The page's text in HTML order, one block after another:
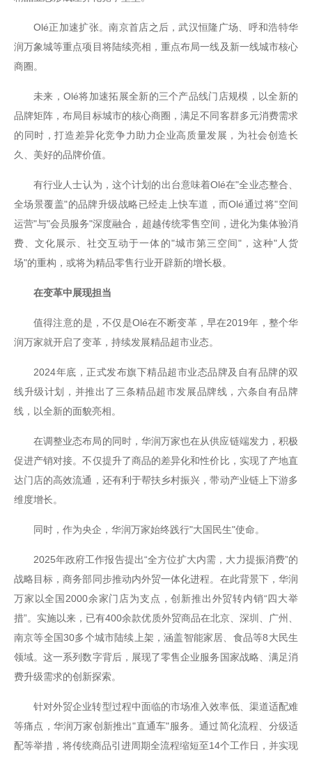
Olé正加速扩张。南京首店之后，武汉恒隆广场、呼和浩特华
润万象城等重点项目将陆续亮相，重点布局一线及新一线城市核心
商圈。
未来，Olé将加速拓展全新的三个产品线门店规模，以全新的
品牌矩阵，布局目标城市的核心商圈，满足不同客群多元消费需求
的同时，打造差异化竞争力助力企业高质量发展，为社会创造长
久、美好的品牌价值。
有行业人士认为，这个计划的出台意味着Olé在"全业态整合、
全场景覆盖"的品牌升级战略已经走上快车道，而Olé通过将"空间
运营"与"会员服务"深度融合，超越传统零售空间，进化为集体验消
费、文化展示、社交互动于一体的"城市第三空间"，这种"人货
场"的重构，或将为精品零售行业开辟新的增长极。
在变革中展现担当
值得注意的是，不仅是Olé在不断变革，早在2019年，整个华
润万家就开启了变革，持续发展精品超市业态。
2024年底，正式发布旗下精品超市业态品牌及自有品牌的双
线升级计划，并推出了三条精品超市发展品牌线，六条自有品牌
线，以全新的面貌亮相。
在调整业态布局的同时，华润万家也在从供应链端发力，积极
促进产销对接。不仅提升了商品的差异化和性价比，实现了产地直
达门店的高效流通，还有利于帮扶乡村振兴，带动产业链上下游多
维度增长。
同时，作为央企，华润万家始终践行"大国民生"使命。
2025年政府工作报告提出“全方位扩大内需，大力提振消费”的
战略目标，商务部同步推动内外贸一体化进程。在此背景下，华润
万家以全国2000余家门店为支点，创新推出外贸转内销“四大举
措”。实施以来，已有400余款优质外贸商品在北京、深圳、广州、
南京等全国30多个城市陆续上架，涵盖智能家居、食品等8大民生
领域。这一系列数字背后，展现了零售企业服务国家战略、满足消
费升级需求的创新探索。
针对外贸企业转型过程中面临的市场准入效率低、渠道适配难
等痛点，华润万家创新推出"直通车"服务。通过简化流程、分级适
配等举措，将传统商品引进周期全流程缩短至14个工作日，并实现